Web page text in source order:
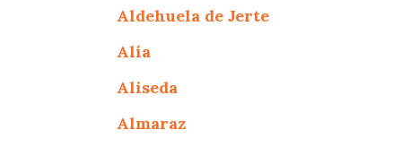
Aldehuela de Jerte
Alía
Aliseda
Almaraz